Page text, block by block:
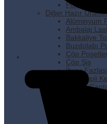
Popcorn
Diğer Hazır
Alüminyum
Ambalaj
Bakkaliye
Buzdolabı
Çöp
Çöp Şiş
İhraç
Kare Dipli
Karton